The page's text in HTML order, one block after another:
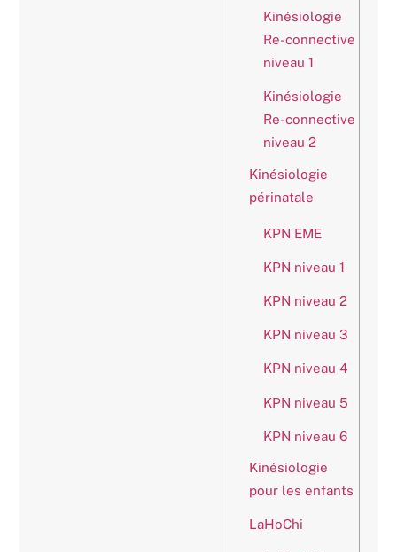
Kinésiologie
Re-connective
niveau 1
Kinésiologie
Re-connective
niveau 2
Kinésiologie
périnatale
KPN EME
KPN niveau 1
KPN niveau 2
KPN niveau 3
KPN niveau 4
KPN niveau 5
KPN niveau 6
Kinésiologie
pour les enfants
LaHoChi